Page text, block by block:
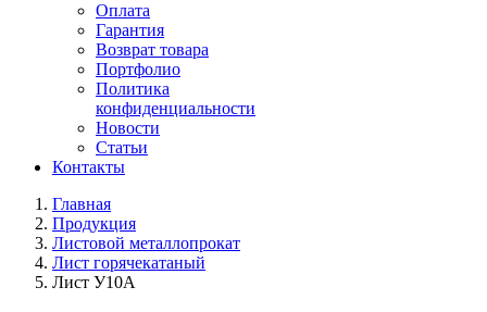
Оплата
Гарантия
Возврат товара
Портфолио
Политика
конфиденциальности
Новости
Статьи
Контакты
Главная
Продукция
Листовой металлопрокат
Лист горячекатаный
Лист У10А